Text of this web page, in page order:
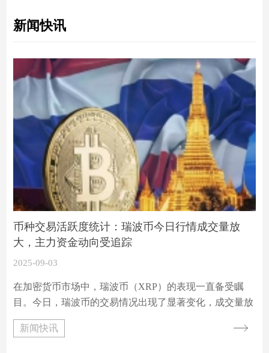
新闻快讯
币种交易活跃度统计：瑞波币今日行情成交量放
大，主力资金动向受追踪
2025-09-03
在加密货币市场中，瑞波币（XRP）的表现一直备受瞩
目。今日，瑞波币的交易情况出现了显著变化，成交量放
大，主力资金动向也成为市场关注焦点。以下将对相关数
据进行详细分析。
新闻快讯